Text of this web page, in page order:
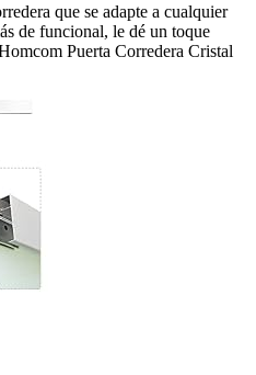
que se adapte a cualquier
de funcional, le dé un toque
Puerta Corredera Cristal